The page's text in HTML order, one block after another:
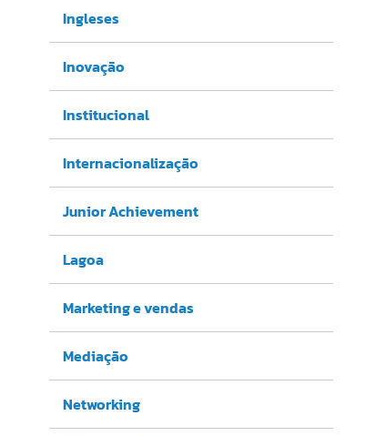
Ingleses
Inovação
Institucional
Internacionalização
Junior Achievement
Lagoa
Marketing e vendas
Mediação
Networking